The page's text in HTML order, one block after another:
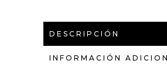
DESCRIPCIÓN
INFORMACIÓN